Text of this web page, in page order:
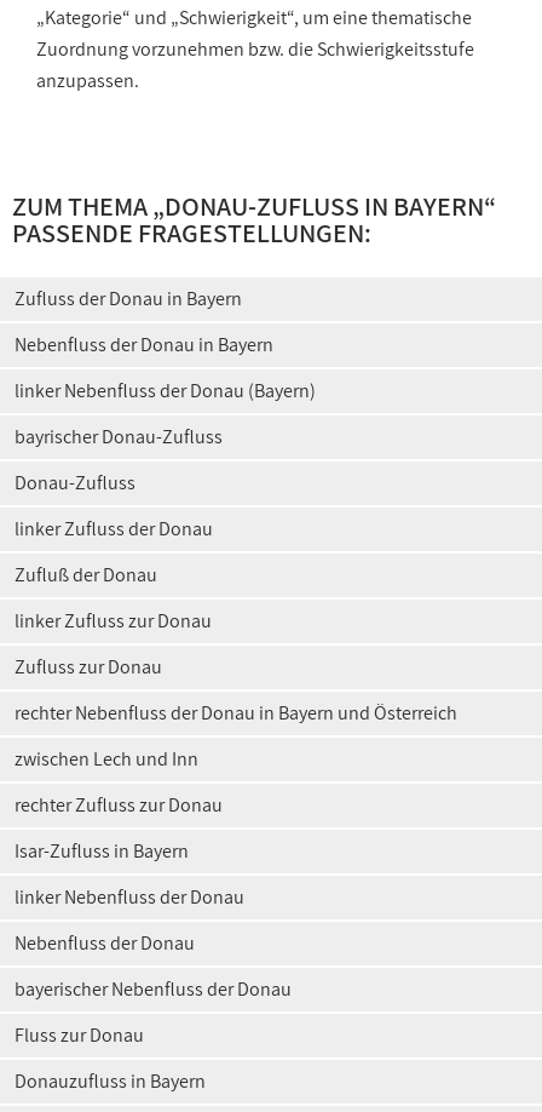
„Kategorie“ und „Schwierigkeit“, um eine thematische
Zuordnung vorzunehmen bzw. die Schwierigkeitsstufe
anzupassen.
ZUM THEMA „DONAU-ZUFLUSS IN BAYERN“
PASSENDE FRAGESTELLUNGEN:
Zufluss der Donau in Bayern
Nebenfluss der Donau in Bayern
linker Nebenfluss der Donau (Bayern)
bayrischer Donau-Zufluss
Donau-Zufluss
linker Zufluss der Donau
Zufluß der Donau
linker Zufluss zur Donau
Zufluss zur Donau
rechter Nebenfluss der Donau in Bayern und Österreich
zwischen Lech und Inn
rechter Zufluss zur Donau
Isar-Zufluss in Bayern
linker Nebenfluss der Donau
Nebenfluss der Donau
bayerischer Nebenfluss der Donau
Fluss zur Donau
Donauzufluss in Bayern